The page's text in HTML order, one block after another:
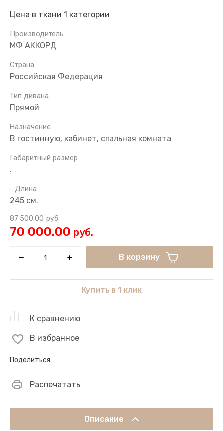
Цена в ткани 1 категории
Производитель
МФ АККОРД
Страна
Российская Федерация
Тип дивана
Прямой
Назначение
В гостинную, кабинет, спальная комната
Габаритный размер
.
- Длина
245 см.
87 500.00 руб.
70 000.00 руб.
В корзину
Купить в 1 клик
К сравнению
В избранное
Поделиться
Распечатать
Описание